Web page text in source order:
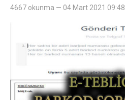
4667 okunma — 04 Mart 2021 09:48